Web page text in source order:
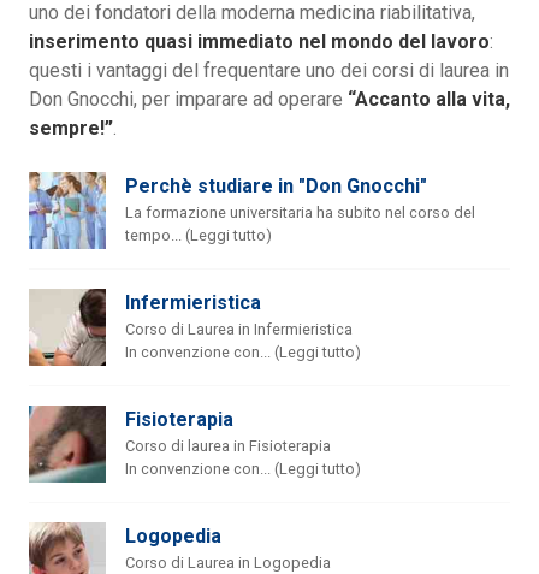
uno dei fondatori della moderna medicina riabilitativa,
inserimento quasi immediato nel mondo del lavoro:
questi i vantaggi del frequentare uno dei corsi di laurea in
Don Gnocchi, per imparare ad operare “Accanto alla vita,
sempre!”.
Perchè studiare in "Don Gnocchi"
La formazione universitaria ha subito nel corso del
tempo... (Leggi tutto)
Infermieristica
Corso di Laurea in Infermieristica
In convenzione con... (Leggi tutto)
Fisioterapia
Corso di laurea in Fisioterapia
In convenzione con... (Leggi tutto)
Logopedia
Corso di Laurea in Logopedia